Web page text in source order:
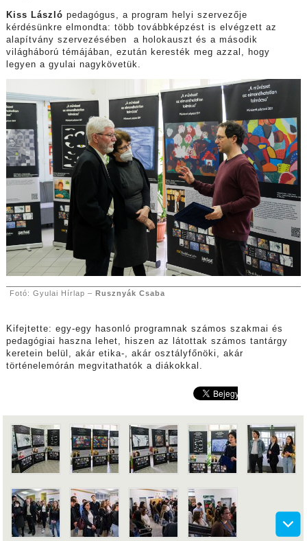
Kiss László pedagógus, a program helyi szervezője
kérdésünkre elmondta: több továbbképzést is elvégzett az
alapítvány szervezésében a holokauszt és a második
világháború témájában, ezután keresték meg azzal, hogy
legyen a gyulai nagykövetük.
Fotó: Gyulai Hírlap – Rusznyák Csaba
Kifejtette: egy-egy hasonló programnak számos szakmai és
pedagógiai haszna lehet, hiszen az látottak számos tantárgy
keretein belül, akár etika-, akár osztályfőnöki, akár
történelemórán megvitathatók a diákokkal.